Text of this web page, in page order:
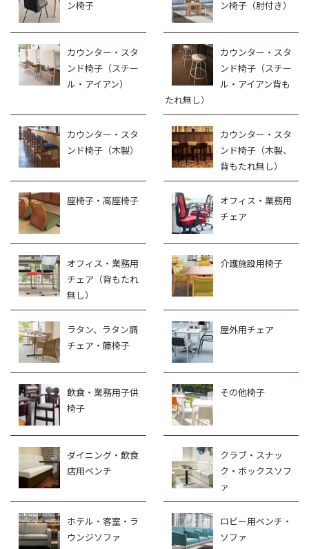
ン椅子 ン椅子（肘付き）
カウンター・スタ
ンド椅子（スチー
ル・アイアン）
カウンター・スタ
ンド椅子（スチー
ル・アイアン背も
たれ無し）
カウンター・スタ
ンド椅子（木製）
カウンター・スタ
ンド椅子（木製、
背もたれ無し）
座椅子・高座椅子
オフィス・業務用
チェア
オフィス・業務用
チェア（背もたれ
無し）
介護施設用椅子
ラタン、ラタン調
チェア・籐椅子
屋外用チェア
飲食・業務用子供
椅子
その他椅子
ダイニング・飲食
店用ベンチ
クラブ・スナッ
ク・ボックスソフ
ァ
ホテル・客室・ラ
ウンジソファ
ロビー用ベンチ・
ソファ